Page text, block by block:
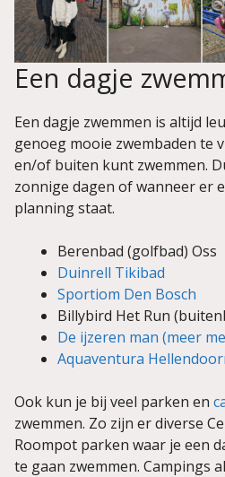
Een dagje
Een dagje zwemmen is altijd
genoeg mooie zwembaden te
en/of buiten kunt zwemmen.
zonnige dagen of wanneer er
planning staat.
Berenbad (golfbad) Oss
Duinrell Tikibad
Sportiom Den Bosch
Billybird Het Run
De ijzeren man (meer
Aquaventura
Ook kun je bij veel parken en
zwemmen. Zo zijn er diverse
Roompot parken waar je een
te gaan zwemmen. Campings